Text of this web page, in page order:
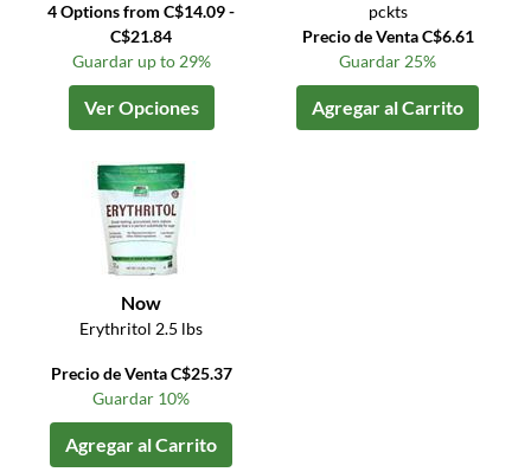
4 Options from C$14.09 -
C$21.84
Guardar up to 29%
Ver Opciones
pckts
Precio de Venta C$6.61
Guardar 25%
Agregar al Carrito
Now
Erythritol 2.5 lbs
Precio de Venta C$25.37
Guardar 10%
Agregar al Carrito